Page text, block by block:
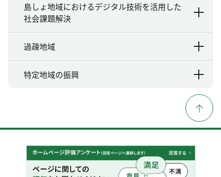
島しょ地域におけるデジタル技術を活用した
社会課題解決
過疎地域
特定地域の振興